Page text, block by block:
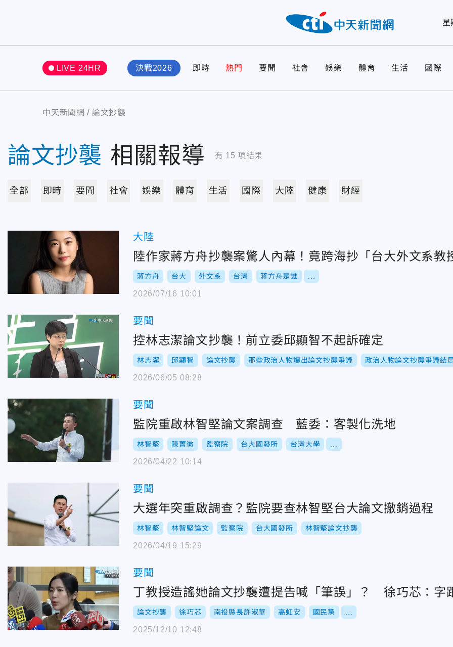
星
LIVE 24HR 決戰2026 即時 熱門 要聞 社會 娛樂 體育 生活 國際
中天新聞網 論文抄襲
論文抄襲 相關報導 有 15 項結果
全部 即時 要聞 社會 娛樂 體育 生活 國際 大陸 健康 財經
大陸
陸作家蔣方舟抄襲案驚人內幕！竟跨海抄「台大外文系教
蔣方舟 台大 外文系 台灣 蔣方舟是誰
2026/07/16 10:01
要聞
控林志潔論文抄襲！前立委邱顯智不起訴確定
林志潔 邱顯智 論文抄襲 那些政治人物爆出論文抄襲爭議 政治人物論文抄襲爭議結
2026/06/05 08:28
要聞
監院重啟林智堅論文案調查 藍委：客製化洗地
林智堅 陳菁徽 監察院 台大國發所 台灣大學
2026/04/22 10:14
要聞
大選年突重啟調查？監院要查林智堅台大論文撤銷過程
林智堅 林智堅論文 監察院 台大國發所 林智堅論文抄襲
2026/04/19 15:29
要聞
丁教授造謠她論文抄襲遭提告喊「筆誤」？ 徐巧芯：字
論文抄襲 徐巧芯 南投縣長許淑華 高虹安 國民黨
2025/12/10 12:48